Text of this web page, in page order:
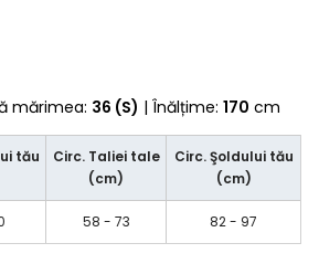
mărimea: 36 (S) | Înălțime: 170 cm
tău
Circ. Taliei tale
(cm)
Circ. Şoldului tău
(cm)
58 - 73 82 - 97